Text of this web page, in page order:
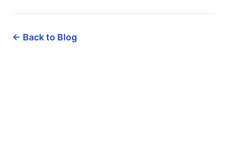
← Back to Blog